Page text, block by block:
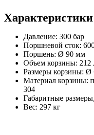
Давление: 300 бар
Поршневой сток:
Поршень: Ø 90 мм
Объем корзины: 212
Размеры корзины: Ø
Материал корзины:
304
Габаритные
Вес: 297 кг